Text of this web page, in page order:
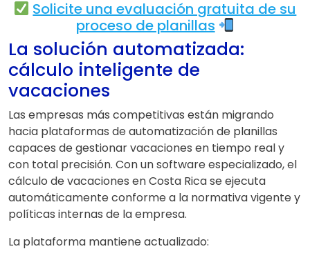
Solicite una evaluación gratuita de su
proceso de planillas
La solución automatizada:
cálculo inteligente de
vacaciones
Las empresas más competitivas están migrando
hacia plataformas de automatización de planillas
capaces de gestionar vacaciones en tiempo real y
con total precisión. Con un software especializado, el
cálculo de vacaciones en Costa Rica se ejecuta
automáticamente conforme a la normativa vigente y
políticas internas de la empresa.
La plataforma mantiene actualizado: